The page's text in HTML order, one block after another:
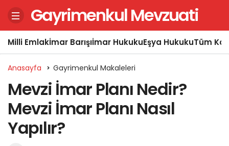
Gayrimenkul Mevzuati
Milli Emlakİmar Barışıİmar HukukuEşya HukukuTüm
Anasayfa Gayrimenkul Makaleleri
Mevzi İmar Planı Nedir?
Mevzi İmar Planı Nasıl
Yapılır?